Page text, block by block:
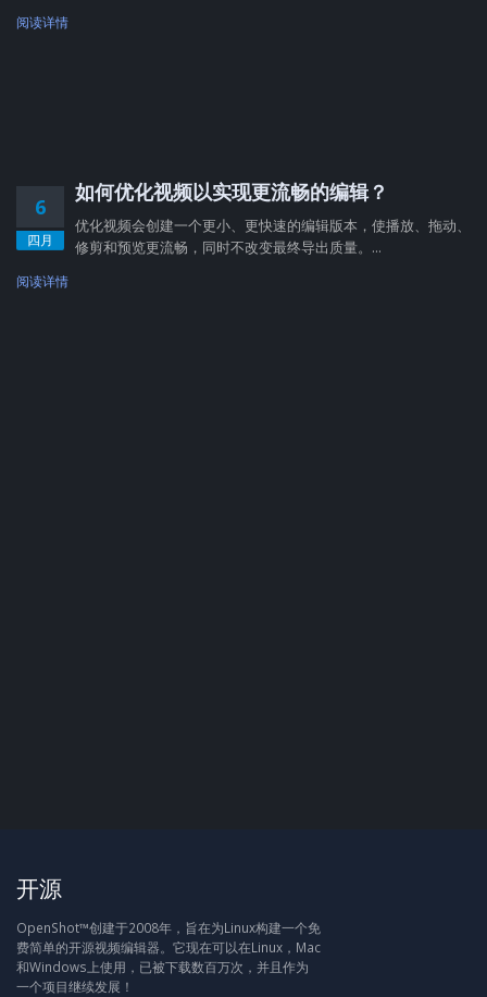
阅读详情
6
四月
如何优化视频以实现更流畅的编辑？
优化视频会创建一个更小、更快速的编辑版本，使播放、拖动、
修剪和预览更流畅，同时不改变最终导出质量。...
阅读详情
开源
OpenShot™创建于2008年，旨在为Linux构建一个免
费简单的开源视频编辑器。它现在可以在Linux，Mac
和Windows上使用，已被下载数百万次，并且作为
一个项目继续发展！